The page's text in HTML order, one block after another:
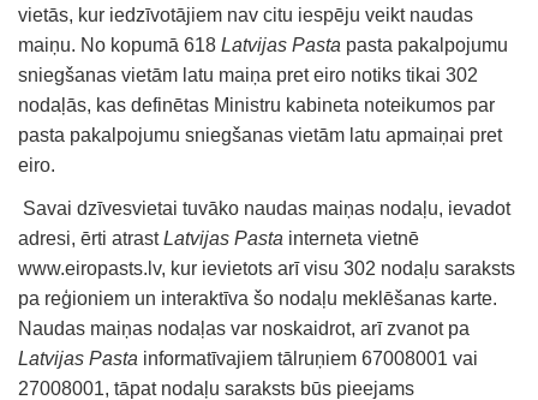
vietās, kur iedzīvotājiem nav citu iespēju veikt naudas
maiņu. No kopumā 618 Latvijas Pasta pasta pakalpojumu
sniegšanas vietām latu maiņa pret eiro notiks tikai 302
nodaļās, kas definētas Ministru kabineta noteikumos par
pasta pakalpojumu sniegšanas vietām latu apmaiņai pret
eiro.
Savai dzīvesvietai tuvāko naudas maiņas nodaļu, ievadot
adresi, ērti atrastLatvijas Pasta interneta vietnē
www.eiropasts.lv, kur ievietots arī visu 302 nodaļu saraksts
pa reģioniem un interaktīva šo nodaļu meklēšanas karte.
Naudas maiņas nodaļas var noskaidrot, arī zvanot pa
Latvijas Pasta informatīvajiem tālruņiem 67008001 vai
27008001, tāpat nodaļu saraksts būs pieejams